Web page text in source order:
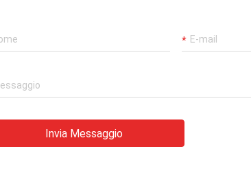
Invia Messaggio